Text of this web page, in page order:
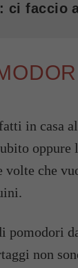
ci faccio
in casa
oppure
che
pomodori
non